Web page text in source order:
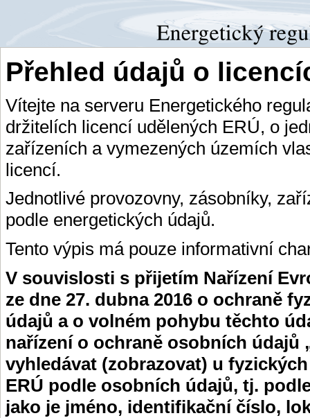
Přehled údajů o
Vítejte na serveru Energetického
držitelích licencí udělených ERÚ, o
zařízeních a vymezených územích
licencí.
Jednotlivé provozovny, zásobníky,
podle energetických údajů.
Tento výpis má pouze informativní
V souvislosti s přijetím Nařízení
ze dne 27. dubna 2016 o ochraně
údajů a o volném pohybu těchto
nařízení o ochraně osobních údajů
vyhledávat (zobrazovat) u
ERÚ podle osobních údajů, tj.
jako je jméno, identifikační číslo,